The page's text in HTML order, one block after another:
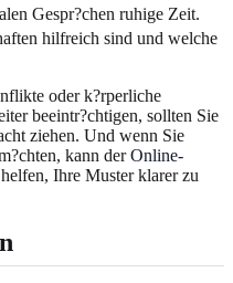
Gespr?chen ruhige Zeit.
hilfreich sind und welche
oder k?rperliche
beeintr?chtigen, sollten Sie
ziehen. Und wenn Sie
kann derOnline-
Ihre Muster klarer zu